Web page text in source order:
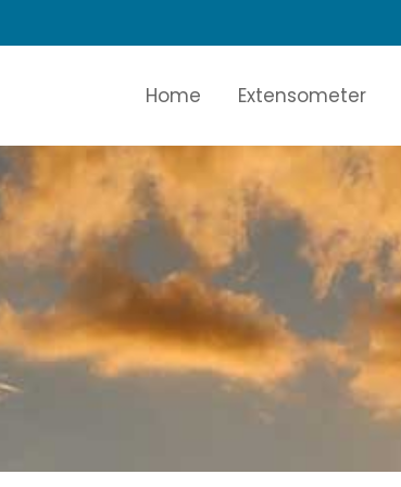
Home Extensometer